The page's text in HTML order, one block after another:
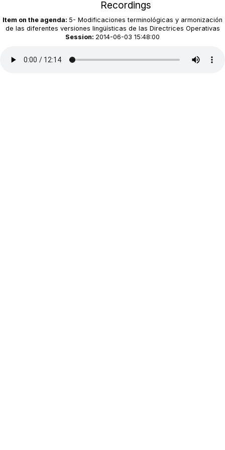
Recordings
Item on the agenda: 5- Modificaciones terminológicas y armonización
de las diferentes versiones lingüísticas de las Directrices Operativas
Session: 2014-06-03 15:48:00